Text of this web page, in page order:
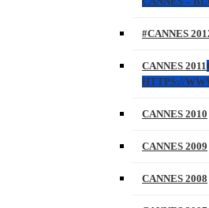
#CANNES
CANNES 2011
HTTPS://
CANNES 2010
CANNES 2009
CANNES 2008